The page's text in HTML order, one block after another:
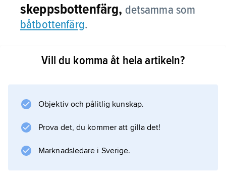
skeppsbottenfärg, detsamma som
båtbottenfärg.
Vill du komma åt hela artikeln?
Objektiv och pålitlig kunskap.
Prova det, du kommer att gilla det!
Marknadsledare i Sverige.